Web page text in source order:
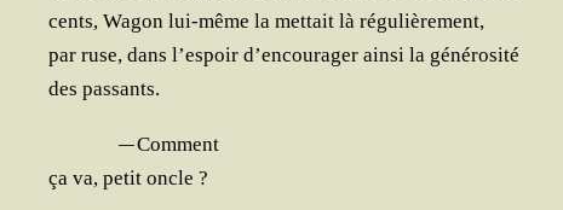
cents, Wagon lui-même la met­tait là régulièrement,
par ruse, dans l’espoir d’encourager ain­si la générosité
des passants.
—Com­ment
ça va, petit oncle ?